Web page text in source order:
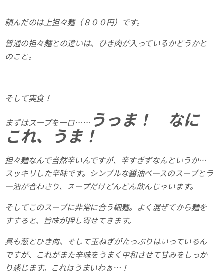
頼んだのは上担々麺（８００円）です。
普通の担々麺との違いは、ひき肉が入っているかどうかと
のこと。
そして実食！
まずはスープを一口…… うっま！ なに
これ、うま！
担々麺なんで当然辛いんですが、辛すぎずなんというか…
スッキリした辛味です。シンプルな醤油ベースのスープとラ
ー油が合わさり、スープだけどんどん飲んじゃいます。
そしてこのスープに非常に合う細麺。よく混ぜてから麺を
すすると、旨味が押し寄せてきます。
具も葱とひき肉、そして玉ねぎがたっぷりはいっているん
ですが、これがまた辛味をうまく中和させて甘みをしっか
り感じます。これはうまいわぁ…！